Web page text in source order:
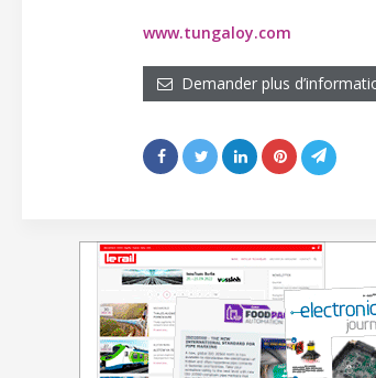
www.tungaloy.com
Demander plus